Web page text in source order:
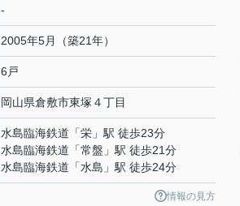
-
2005年5月（築21年）
6戸
岡山県倉敷市東塚 ４丁目
水島臨海鉄道 「栄 」駅 徒歩23分
水島臨海鉄道 「常盤 」駅 徒歩21分
水島臨海鉄道 「水島 」駅 徒歩24分
情報の見方